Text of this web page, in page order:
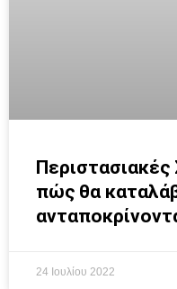
Περιστασιακές
πώς θα
24 Ιουλίου 2022